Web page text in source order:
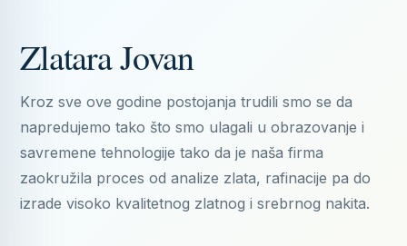
Zlatara Jovan
Kroz sve ove godine postojanja trudili smo se da
napredujemo tako što smo ulagali u obrazovanje i
savremene tehnologije tako da je naša firma
zaokružila proces od analize zlata, rafinacije pa do
izrade visoko kvalitetnog zlatnog i srebrnog nakita.